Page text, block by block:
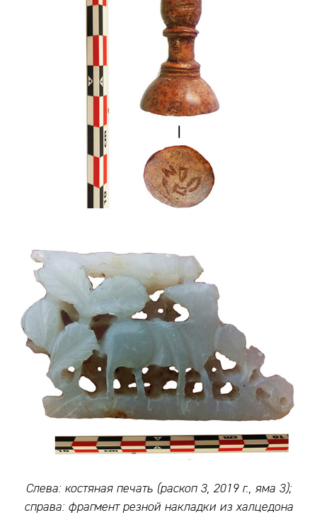
Слева: костяная печать (раскоп 3, 2019 г., яма 3);
справа: фрагмент резной накладки из халцедона